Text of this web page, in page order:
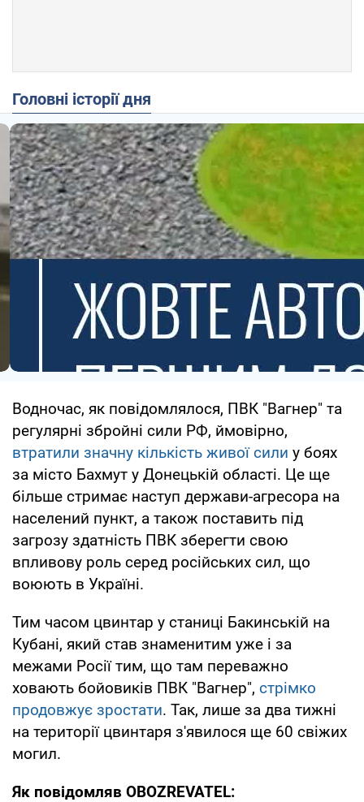
Головні історії дня
Водночас, як повідомлялося, ПВК "Вагнер" та
регулярні збройні сили РФ, ймовірно,
втратили значну кількість живої сили у боях
за місто Бахмут у Донецькій області. Це ще
більше стримає наступ держави-агресора на
населений пункт, а також поставить під
загрозу здатність ПВК зберегти свою
впливову роль серед російських сил, що
воюють в Україні.
Тим часом цвинтар у станиці Бакинській на
Кубані, який став знаменитим уже і за
межами Росії тим, що там переважно
ховають бойовиків ПВК "Вагнер", стрімко
продовжує зростати. Так, лише за два тижні
на території цвинтаря з'явилося ще 60 свіжих
могил.
Як повідомляв OBOZREVATEL: